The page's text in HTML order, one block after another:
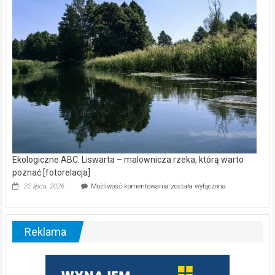
Ekologiczne ABC. Liswarta – malownicza rzeka, którą warto
poznać [fotorelacja]
22 lipca, 2026 Możliwość komentowania Ekologiczne
–
warto
poznać
została wyłączona
Reklama